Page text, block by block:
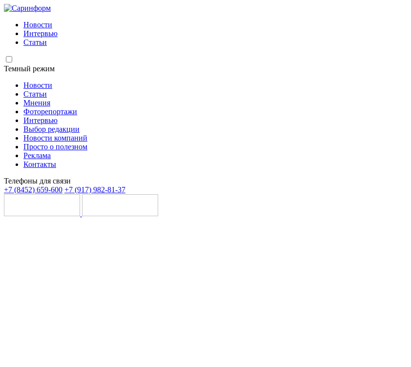
Новости
Интервью
Статьи
Темный режим
Новости
Статьи
Мнения
Фоторепортажи
Интервью
Выбор редакции
Новости компаний
Просто о полезном
Реклама
Контакты
Телефоны для связи
+7 (8452) 659-600 +7 (917) 982-81-37